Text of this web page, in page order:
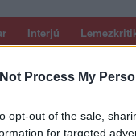
Process My
opt-out of the sale,
for targeted
Interjú
PODCASTJAI ITT!
SOROZATOK.